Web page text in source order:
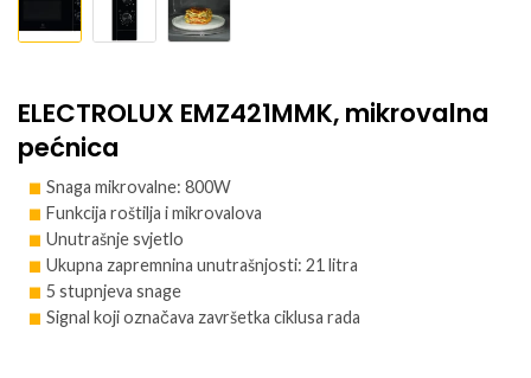
ELECTROLUX EMZ421MMK, mikrovalna
pećnica
Snaga mikrovalne: 800W
Funkcija roštilja i mikrovalova
Unutrašnje svjetlo
Ukupna zapremnina unutrašnjosti: 21 litra
5 stupnjeva snage
Signal koji označava završetka ciklusa rada